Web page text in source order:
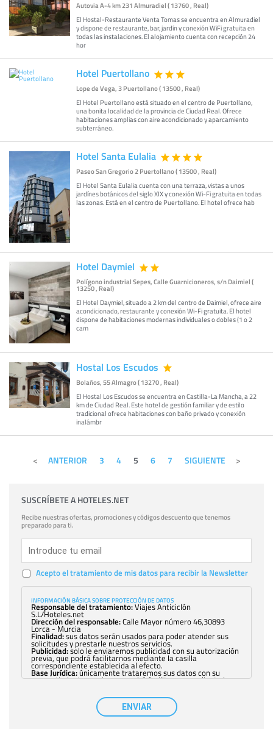
Autovia A-4 km 231 Almuradiel ( 13760 , Real)
El Hostal-Restaurante Venta Tomas se encuentra en Almuradiel
y dispone de restaurante, bar, jardín y conexión WiFi gratuita en
todas las instalaciones. El alojamiento cuenta con recepción 24
hor
Hotel Puertollano
Lope de Vega, 3 Puertollano ( 13500 , Real)
El Hotel Puertollano está situado en el centro de Puertollano,
una bonita localidad de la provincia de Ciudad Real. Ofrece
habitaciones amplias con aire acondicionado y aparcamiento
subterráneo.
Hotel Santa Eulalia
Paseo San Gregorio 2 Puertollano ( 13500 , Real)
El Hotel Santa Eulalia cuenta con una terraza, vistas a unos
jardínes botánicos del siglo XIX y conexión Wi-Fi gratuita en todas
las zonas. Está en el centro de Puertollano. El hotel ofrece hab
Hotel Daymiel
Polígono industrial Sepes, Calle Guarnicioneros, s/n Daimiel (
13250 , Real)
El Hotel Daymiel, situado a 2 km del centro de Daimiel, ofrece aire
acondicionado, restaurante y conexión Wi-Fi gratuita. El hotel
dispone de habitaciones modernas individuales o dobles (1 o 2
cam
Hostal Los Escudos
Bolaños, 55 Almagro ( 13270 , Real)
El Hostal Los Escudos se encuentra en Castilla-La Mancha, a 22
km de Ciudad Real. Este hotel de gestión familiar y de estilo
tradicional ofrece habitaciones con baño privado y conexión
inalámbr
ANTERIOR 3 4 5 6 7 SIGUIENTE
SUSCRÍBETE A HOTELES.NET
Recibe nuestras ofertas, promociones y códigos descuento que tenemos
preparado para ti.
Acepto el tratamiento de mis datos para recibir la Newsletter
INFORMACIÓN BÁSICA SOBRE PROTECCIÓN DE DATOS
Responsable del tratamiento:Viajes Anticiclón
S.L/Hoteles.net
Dirección del responsable:Calle Mayor número 46,30893
Lorca - Murcia
Finalidad:sus datos serán usados para poder atender sus
solicitudes y prestarle nuestros servicios.
Publicidad:solo le enviaremos publicidad con su autorización
previa, que podrá facilitarnos mediante la casilla
correspondiente establecida al efecto.
Base Jurídica:únicamente trataremos sus datos con su
consentimiento previo, que podrá facilitarnos mediante la
con carácter general, sólo el personal de
nuestra entidad que esté debidamente autorizado podrá
tener conocimiento de la información que le pedimos. No se
comunicarán datos a terceros.
ENVIAR